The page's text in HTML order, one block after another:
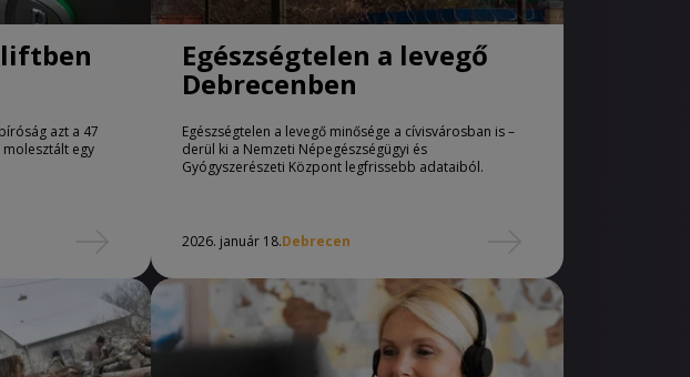
azt a 47
egy
Egészségtelen a levegő
Debrecenben
Egészségtelen a levegő minősége a cívisvárosban is –
derül ki a Nemzeti Népegészségügyi és
Gyógyszerészeti Központ legfrissebb adataiból.
2026. január 18.Debrecen